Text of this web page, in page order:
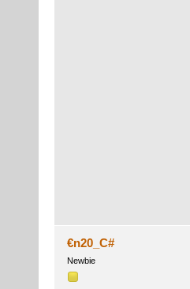
€n20_C#
Newbie